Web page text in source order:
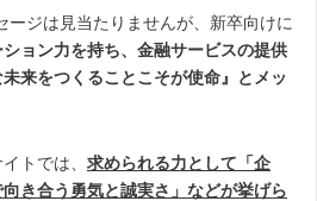
ージは見当たりませんが、新卒向けに
ション力を持ち、金融サービスの提供
来をつくることこそが使命』とメッ
トでは、 求められる力として「企
き合う勇気と誠実さ」などが挙げら